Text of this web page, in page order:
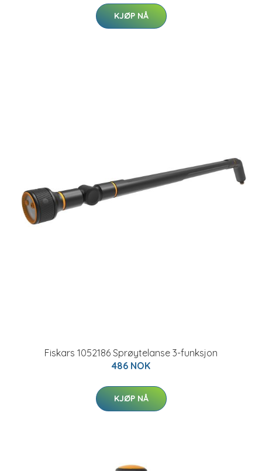
KJØP NÅ
Fiskars 1052186 Sprøytelanse 3-funksjon
486 NOK
KJØP NÅ